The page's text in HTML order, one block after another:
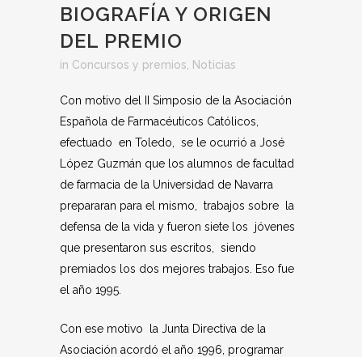
BIOGRAFÍA Y ORIGEN
DEL PREMIO
in Concursos y premios Noticias
Con motivo del II Simposio de la Asociación
Española de Farmacéuticos Católicos,
efectuado en Toledo, se le ocurrió a José
López Guzmán que los alumnos de facultad
de farmacia de la Universidad de Navarra
prepararan para el mismo, trabajos sobre la
defensa de la vida y fueron siete los jóvenes
que presentaron sus escritos, siendo
premiados los dos mejores trabajos. Eso fue
el año 1995.
Con ese motivo la Junta Directiva de la
Asociación acordó el año 1996, programar